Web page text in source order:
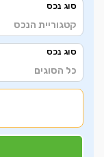
סוג נכס
קטגוריית הנכס
סוג נכס
כל הסוגים